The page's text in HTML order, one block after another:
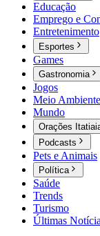
Educação
Emprego e
Entretenimento
Esportes
Games
Gastronomia
Jogos
Meio Ambiente
Mundo
Orações
Podcasts
Pets e Animais
Política
Saúde
Trends
Turismo
Últimas